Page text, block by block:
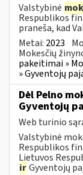
Valstybinė
Respublikos
praneša, kad
Metai: 2023
Mokesčių
pakeitimai »
» Gyventojų
Dėl Pelno
Gyventojų
Web turinio
Valstybinė
Respublikos
Lietuvos
irGyventojų